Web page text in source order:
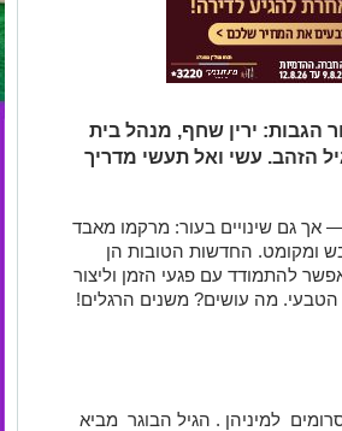
הגבות: ירין שחף, מנהל בית
הזהב. עשי ואל תעשי מדריך
— אך גם שינויים בעור: מרקמו מאבד
ומקומט. החדשות הטובות הן
להתמודד עם פגעי הזמן וליצור
הטבעי. מה עושים? משנים הרגלים!
למיניהן . הגיל הבוגר מביא